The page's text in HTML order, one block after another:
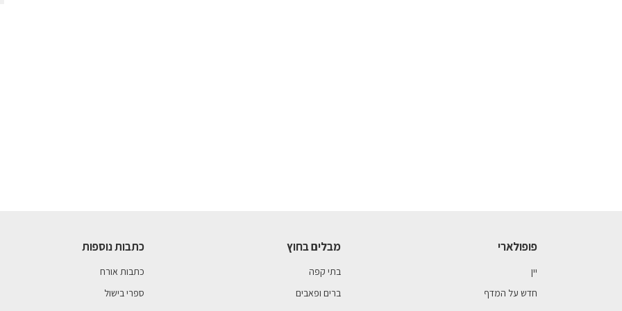
פופולארי
יין
חדש על המדף
מבלים בחוץ
בתי קפה
ברים ופאבים
כתבות נוספות
כתבות אורח
ספרי בישול